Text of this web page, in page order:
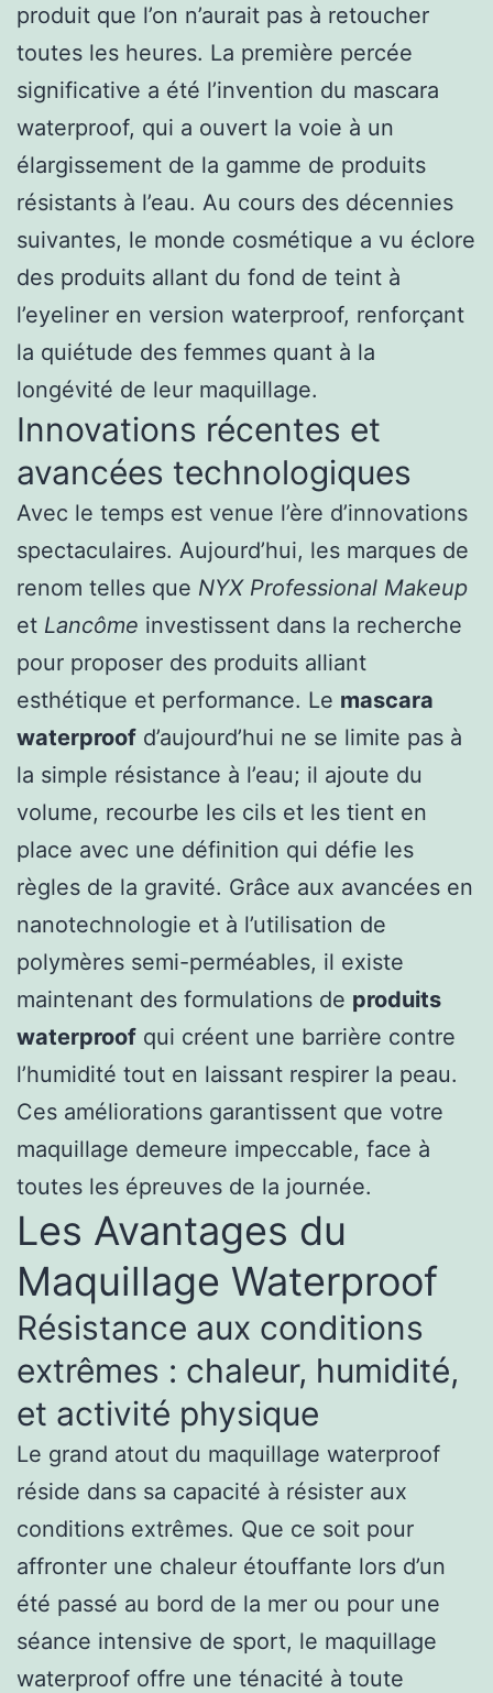
produit que l’on n’aurait pas à retoucher
toutes les heures. La première percée
significative a été l’invention du mascara
waterproof, qui a ouvert la voie à un
élargissement de la gamme de produits
résistants à l’eau. Au cours des décennies
suivantes, le monde cosmétique a vu éclore
des produits allant du fond de teint à
l’eyeliner en version waterproof, renforçant
la quiétude des femmes quant à la
longévité de leur maquillage.
Innovations récentes et
avancées technologiques
Avec le temps est venue l’ère d’innovations
spectaculaires. Aujourd’hui, les marques de
renom telles que NYX Professional Makeup
et Lancôme investissent dans la recherche
pour proposer des produits alliant
esthétique et performance. Le mascara
waterproof d’aujourd’hui ne se limite pas à
la simple résistance à l’eau; il ajoute du
volume, recourbe les cils et les tient en
place avec une définition qui défie les
règles de la gravité. Grâce aux avancées en
nanotechnologie et à l’utilisation de
polymères semi-perméables, il existe
maintenant des formulations de produits
waterproof qui créent une barrière contre
l’humidité tout en laissant respirer la peau.
Ces améliorations garantissent que votre
maquillage demeure impeccable, face à
toutes les épreuves de la journée.
Les Avantages du
Maquillage Waterproof
Résistance aux conditions
extrêmes : chaleur, humidité,
et activité physique
Le grand atout du maquillage waterproof
réside dans sa capacité à résister aux
conditions extrêmes. Que ce soit pour
affronter une chaleur étouffante lors d’un
été passé au bord de la mer ou pour une
séance intensive de sport, le maquillage
waterproof offre une ténacité à toute